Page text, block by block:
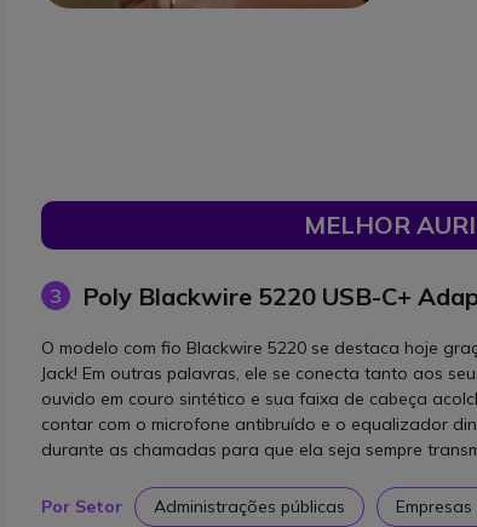
MELHOR
3 Poly Blackwire 5220 USB-C+
O modelo com fio Blackwire 5220 se destaca hoje
Jack! Em outras palavras, ele se conecta tanto aos
ouvido em couro sintético e sua faixa de cabeça
contar com o microfone antibruído e o equalizador
durante as chamadas para que ela seja sempre
Por Setor Administrações públicas